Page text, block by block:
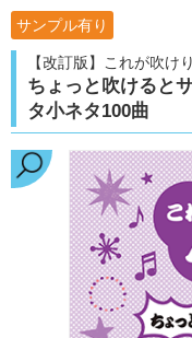
サンプル有り
【改訂版】これが吹け
ちょっと吹けると
タ小ネタ100曲